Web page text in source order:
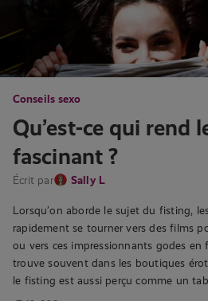
Conseils sexo
Qu’est-ce qui rend
fascinant ?
Écrit par Sally L
Lorsqu’on aborde le sujet du fisting,
rapidement se tourner vers des films
ou vers ces impressionnants godes en
trouve souvent dans les boutiques
le fisting est aussi perçu comme un